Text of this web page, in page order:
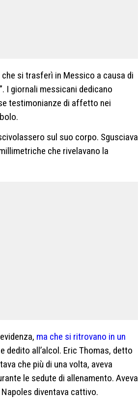
che si trasferì in Messico a causa di
I giornali messicani dedicano
testimonianze di affetto nei
sul suo corpo. Sgusciava
che rivelavano la
ma che si ritrovano in un
dedito all’alcol. Eric Thomas, detto
che più di una volta, aveva
le sedute di allenamento. Aveva
diventava cattivo.